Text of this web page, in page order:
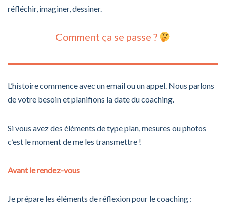
réfléchir, imaginer, dessiner.
Comment ça se passe ?
L’histoire commence avec un email ou un appel. Nous parlons
de votre besoin et planifions la date du coaching.
Si vous avez des éléments de type plan, mesures ou photos
c’est le moment de me les transmettre !
Avant le rendez-vous
Je prépare les éléments de réflexion pour le coaching :